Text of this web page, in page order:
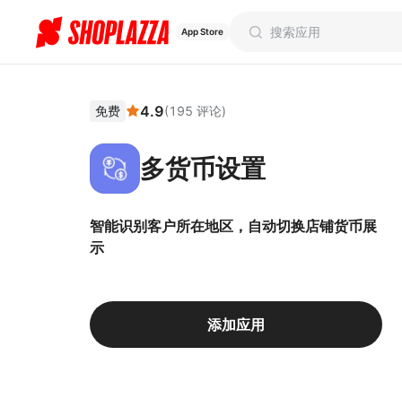
App Store
免费 4.9(195 评论)
多货币设置
智能识别客户所在地区，自动切换店铺货币展
示
添加应用